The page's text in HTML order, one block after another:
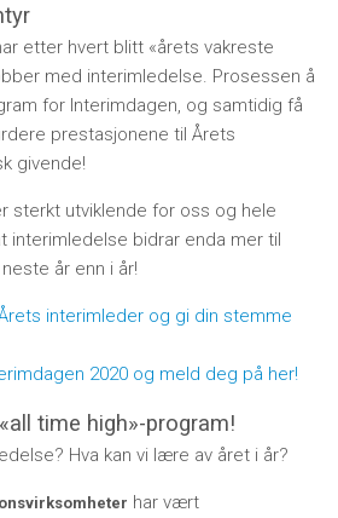
etter hvert blitt «årets vakreste
med interimledelse. Prosessen å
for Interimdagen, og samtidig få
prestasjonene til Årets
givende!
sterkt utviklende for oss og hele
interimledelse bidrar enda mer til
år enn i år!
interimleder og gi din stemme
2020 og meld deg på her!
time high»-program!
Hva kan vi lære av året i år?
har vært